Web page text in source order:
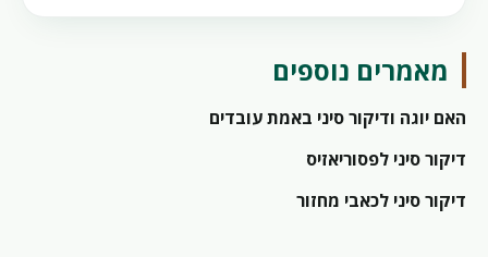
מאמרים נוספים
האם יוגה ודיקור סיני באמת עובדים
דיקור סיני לפסוריאזיס
דיקור סיני לכאבי מחזור